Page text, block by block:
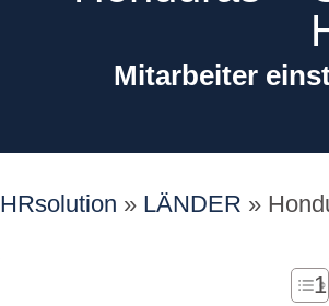
Mitarbeiter
HRsolution » LÄNDER »